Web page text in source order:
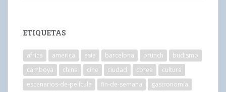
ETIQUETAS
africa america asia barcelona brunch
budismo
camboya
china cine ciudad corea
cultura
escenarios-de-película
fin-de-semana
gastronomía